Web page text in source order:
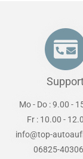
Mo - Do : 9.00 -
Fr : 10.00 -
info@top-
06825-